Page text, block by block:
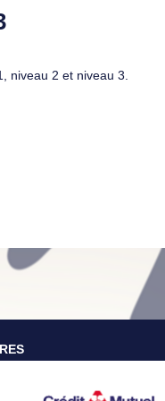
niveau 2 et niveau 3.